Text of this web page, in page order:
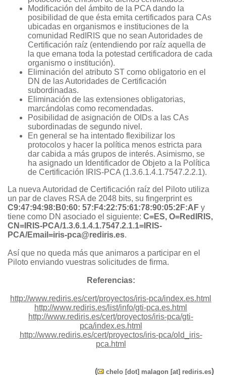
Modificación del ámbito de la PCA dando la
posibilidad de que ésta emita certificados para CAs
ubicadas en organismos e instituciones de la
comunidad RedIRIS que no sean Autoridades de
Certificación raíz (entendiendo por raíz aquella de
la que emana toda la potestad certificadora de cada
organismo o institución).
Eliminación del atributo ST como obligatorio en el
DN de las Autoridades de Certificación
subordinadas.
Eliminación de las extensiones obligatorias,
marcándolas como recomendadas.
Posibilidad de asignación de OIDs a las CAs
subordinadas de segundo nivel.
En general se ha intentado flexibilizar los
protocolos y hacer la política menos estricta para
dar cabida a más grupos de interés. Asimismo, se
ha asignado un Identificador de Objeto a la Política
de Certificación IRIS-PCA (1.3.6.1.4.1.7547.2.2.1).
La nueva Autoridad de Certificación raíz del Piloto utiliza
un par de claves RSA de 2048 bits, su fingerprint es
C9:47:94:98:B0:60: 57:F4:22:75:61:78:90:05:2F:AF y
tiene como DN asociado el siguiente: C=ES, O=RedIRIS,
CN=IRIS-PCA/1.3.6.1.4.1.7547.2.1.1=IRIS-
PCA/Email=iris-pca@rediris.es.
Así que no queda más que animaros a participar en el
Piloto enviando vuestras solicitudes de firma.
Referencias:
http://www.rediris.es/cert/proyectos/iris-pca/index.es.html
http://www.rediris.es/list/info/gti-pca.es.html
http://www.rediris.es/cert/proyectos/iris-pca/gti-
pca/index.es.html
http://www.rediris.es/cert/proyectos/iris-pca/old_iris-
pca.html
( chelo [dot] malagon [at] rediris.es)